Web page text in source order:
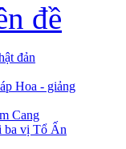
đề
đản
Hoa - giảng
Cang
ba vị Tổ Ấn